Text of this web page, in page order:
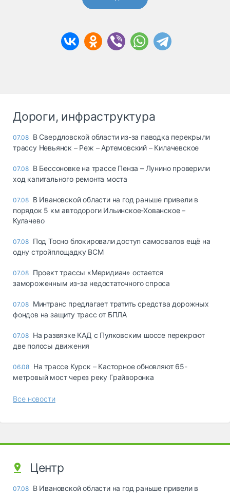
Дороги, инфраструктура
07.08 В Свердловской области из-за паводка перекрыли
трассу Невьянск – Реж – Артемовский – Килачевское
07.08 В Бессоновке на трассе Пенза – Лунино проверили
ход капитального ремонта моста
07.08 В Ивановской области на год раньше привели в
порядок 5 км автодороги Ильинское-Хованское –
Кулачево
07.08 Под Тосно блокировали доступ самосвалов ещё на
одну стройплощадку ВСМ
07.08 Проект трассы «Меридиан» остается
замороженным из-за недостаточного спроса
07.08 Минтранс предлагает тратить средства дорожных
фондов на защиту трасс от БПЛА
07.08 На развязке КАД с Пулковским шоссе перекроют
две полосы движения
06.08 На трассе Курск – Касторное обновляют 65-
метровый мост через реку Грайворонка
Все новости
Центр
07.08 В Ивановской области на год раньше привели в